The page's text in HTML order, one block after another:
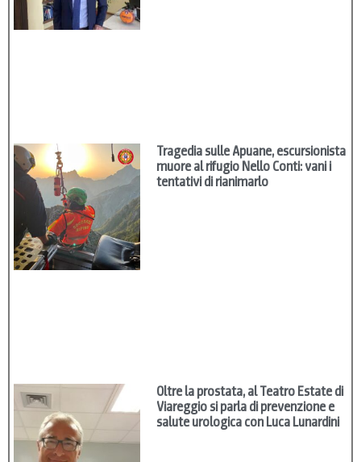
Tragedia sulle Apuane, escursionista
muore al rifugio Nello Conti: vani i
tentativi di rianimarlo
Oltre la prostata, al Teatro Estate di
Viareggio si parla di prevenzione e
salute urologica con Luca Lunardini